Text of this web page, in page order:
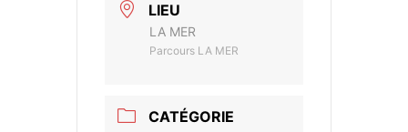
LIEU
LA MER
Parcours LA MER
CATÉGORIE